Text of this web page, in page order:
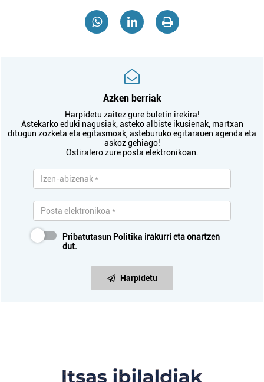
Azken berriak
Harpidetu zaitez gure buletin irekira!
Astekarko eduki nagusiak, asteko albiste ikusienak, martxan
ditugun zozketa eta egitasmoak, asteburuko egitarauen agenda eta
askoz gehiago!
Ostiralero zure posta elektronikoan.
Pribatutasun Politika irakurri eta onartzen
dut.
Harpidetu